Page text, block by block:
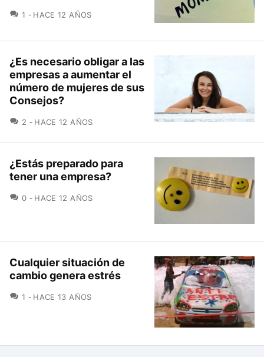
1 COMENTARIOS
HACE 12 AÑOS
¿Es necesario obligar a las
empresas a aumentar el
número de mujeres de sus
Consejos?
2 COMENTARIOS
HACE 12 AÑOS
¿Estás preparado para
tener una empresa?
0 COMENTARIOS
HACE 12 AÑOS
Cualquier situación de
cambio genera estrés
1 COMENTARIOS
HACE 13 AÑOS